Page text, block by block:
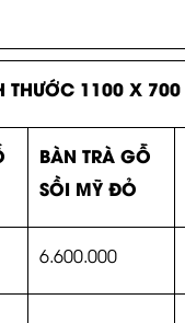
THƯỚC 1100 X 700
BÀN TRÀ GỖ
SỒI MỸ ĐỎ
6.600.000